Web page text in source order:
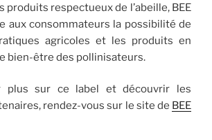
produits respectueux de l’abeille, BEE
aux consommateurs la possibilité de
agricoles et les produits en
bien-être des pollinisateurs.
plus sur ce label et découvrir les
rendez-vous sur le site de BEE